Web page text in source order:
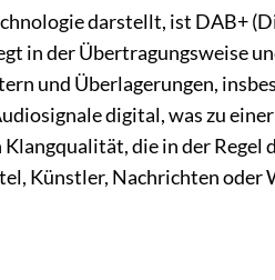
darstellt, ist DAB+
in der Übertragungsweise
und Überlagerungen,
digital, was zu
die in der Regel
Künstler, Nachrichten oder